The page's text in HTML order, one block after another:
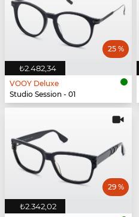
₺2.482,34
25 %
VOOY Deluxe
Studio Session - 01
₺2.342,02
29 %